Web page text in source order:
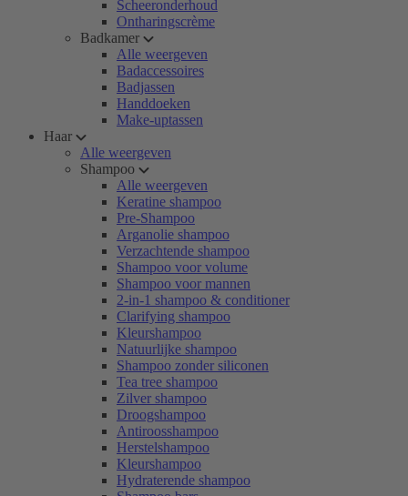
Scheeronderhoud
Ontharingscrème
Badkamer
Alle weergeven
Badaccessoires
Badjassen
Handdoeken
Make-uptassen
Haar
Alle weergeven
Shampoo
Alle weergeven
Keratine shampoo
Pre-Shampoo
Arganolie shampoo
Verzachtende shampoo
Shampoo voor volume
Shampoo voor mannen
2-in-1 shampoo & conditioner
Clarifying shampoo
Kleurshampoo
Natuurlijke shampoo
Shampoo zonder siliconen
Tea tree shampoo
Zilver shampoo
Droogshampoo
Antiroosshampoo
Herstelshampoo
Kleurshampoo
Hydraterende shampoo